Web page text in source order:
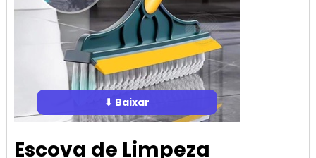
⬇ Baixar
Escova de Limpeza